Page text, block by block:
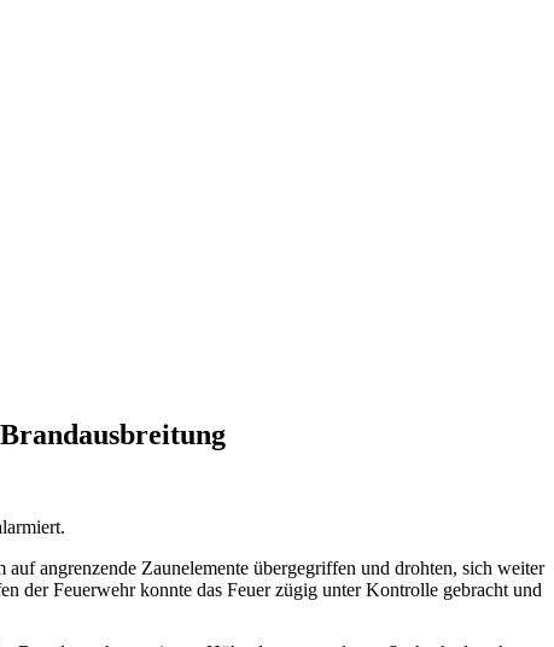
angrenzende Zaunelemente übergegriffen und drohten, sich weiter
der Feuerwehr konnte das Feuer zügig unter Kontrolle gebracht und